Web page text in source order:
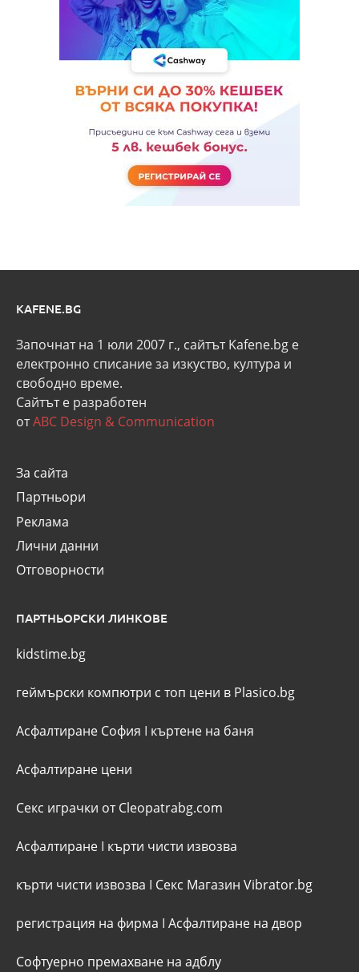
KAFENE.BG
Започнат на 1 юли 2007 г., сайтът Kafene.bg e
eлектронно списание за изкуство, култура и
свободно време.
Сайтът е разработен
отABC Design & Communication
За сайта
Партньори
Реклама
Лични данни
Отговорности
ПАРТНЬОРСКИ ЛИНКОВЕ
kidstime.bg
геймърски компютри с топ цени в Plasico.bg
Асфалтиране София I къртене на баня
Асфалтиране цени
Секс играчки от Cleopatrabg.com
Асфалтиране I кърти чисти извозва
кърти чисти извозва I Секс Магазин Vibrator.bg
регистрация на фирма I Асфалтиране на двор
Софтуерно премахване на адблу